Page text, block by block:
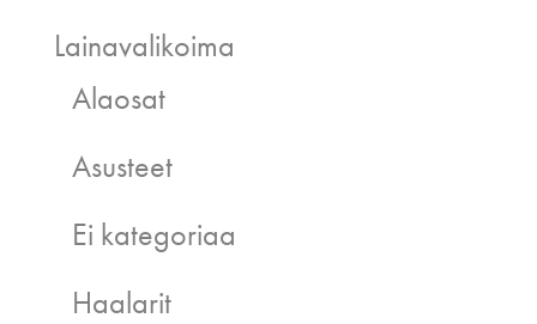
Lainavalikoima
Alaosat
Asusteet
Ei kategoriaa
Haalarit